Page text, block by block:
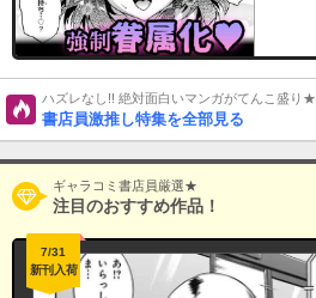
ハズレなし!! 絶対面白いマンガがてんこ盛り★
書店員激推し特集を全部見る
ギャラコミ書店員厳選★
注目のおすすめ作品！
7/31
新刊入荷